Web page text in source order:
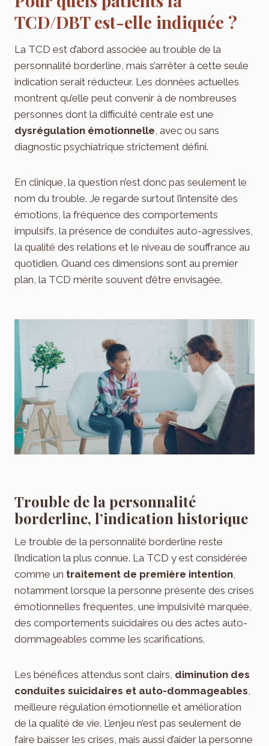
TCD/DBT est-elle indiquée ?
La TCD est d’abord associée au trouble de la
personnalité borderline, mais s’arrêter à cette seule
indication serait réducteur. Les données actuelles
montrent qu’elle peut convenir à de nombreuses
personnes dont la difficulté centrale est une
dysrégulation émotionnelle , avec ou sans
diagnostic psychiatrique strictement défini.
En clinique, la question n’est donc pas seulement le
nom du trouble. Je regarde surtout l’intensité des
émotions, la fréquence des comportements
impulsifs, la présence de conduites auto-agressives,
la qualité des relations et le niveau de souffrance au
quotidien. Quand ces dimensions sont au premier
plan, la TCD mérite souvent d’être envisagée.
Trouble de la personnalité
borderline, l’indication historique
Le trouble de la personnalité borderline reste
l’indication la plus connue. La TCD y est considérée
comme un traitement de première intention
notamment lorsque la personne présente des crises
émotionnelles fréquentes, une impulsivité marquée,
des comportements suicidaires ou des actes auto-
dommageables comme les scarifications.
Les bénéfices attendus sont clairs, diminution des
conduites suicidaires et auto-dommageables
meilleure régulation émotionnelle et amélioration
de la qualité de vie. L’enjeu n’est pas seulement de
faire baisser les crises, mais aussi d’aider la personne